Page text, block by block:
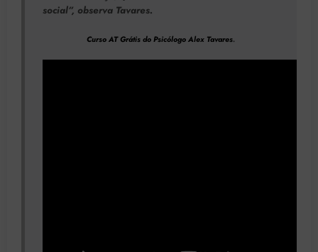
social”, observa Tavares.
Curso AT Grátis do Psicólogo Alex Tavares.